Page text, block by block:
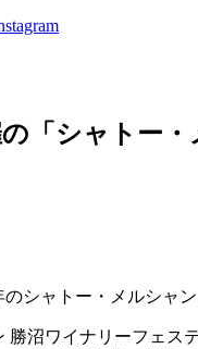
「シャトー
シャトー・メルシャ
勝沼ワイナリーフェ